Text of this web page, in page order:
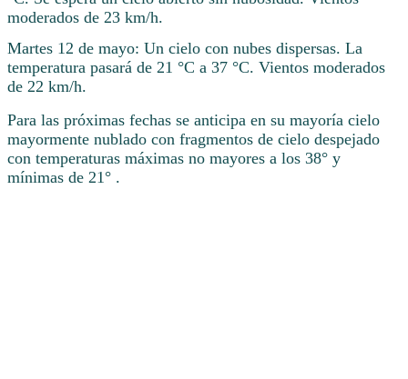
moderados de 23 km/h.
Martes 12 de mayo: Un cielo con nubes dispersas. La
temperatura pasará de 21 °C a 37 °C. Vientos moderados
de 22 km/h.
Para las próximas fechas se anticipa en su mayoría cielo
mayormente nublado con fragmentos de cielo despejado
con temperaturas máximas no mayores a los 38° y
mínimas de 21° .